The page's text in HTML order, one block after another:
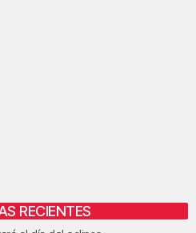
RECIENTES